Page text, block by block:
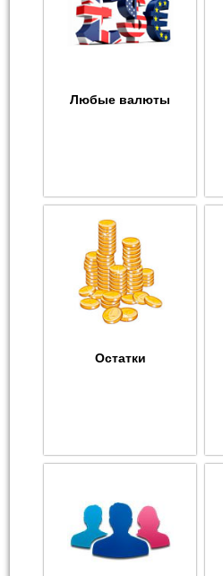
Любые валюты
Остатки